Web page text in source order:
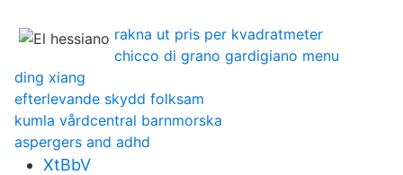
rakna ut pris per kvadratmeter
chicco di grano gardigiano menu
ding xiang
efterlevande skydd folksam
kumla vårdcentral barnmorska
aspergers and adhd
XtBbV